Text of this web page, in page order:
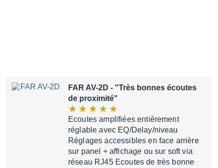
FAR AV-2D - "Très bonnes écoutes
de proximité"
Ecoutes amplifiées entièrement
réglable avec EQ/Delay/niveau
Réglages accessibles en face arrière
sur panel + affichage ou sur soft via
réseau RJ45 Ecoutes de très bonne